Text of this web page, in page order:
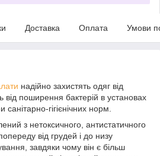
Доставка Оплата Умови
надійно захистять одяг від
від поширення бактерій в установах
гігієнічних норм.
з нетоксичного, антистатичного
від грудей і до низу
завдяки чому він є більш